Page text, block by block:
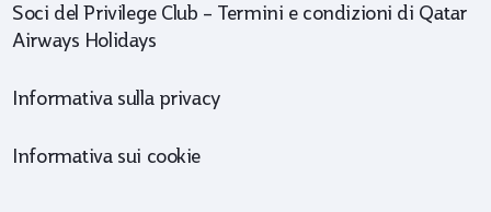
Soci del Privilege Club – Termini e condizioni di Qatar
Airways Holidays
Informativa sulla privacy
Informativa sui cookie